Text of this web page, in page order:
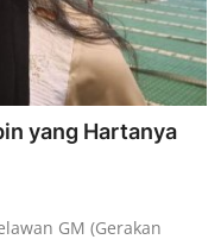
yang Hartanya
GM (Gerakan